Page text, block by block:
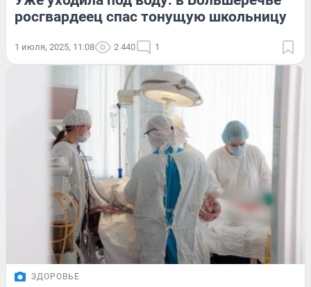
росгвардеец спас тонущую школьницу
1 июля, 2025, 11:08 2 440 1
ЗДОРОВЬЕ